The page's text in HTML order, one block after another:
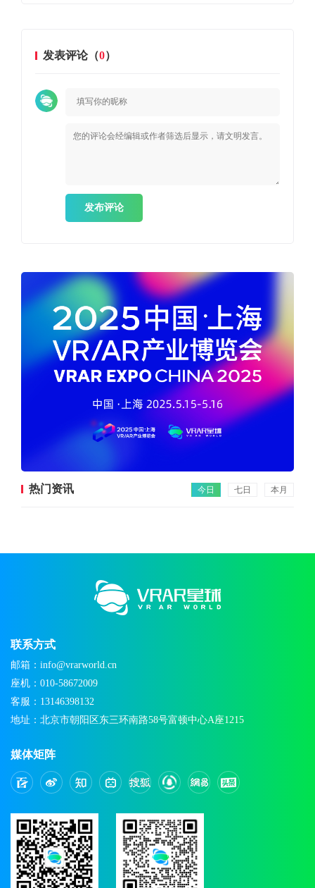
发表评论（0）
发布评论
热门资讯 今日 七日 本月
联系方式
邮箱：info@vrarworld.cn
座机：010-58672009
客服：13146398132
地址：北京市朝阳区东三环南路58号富顿中心A座1215
媒体矩阵